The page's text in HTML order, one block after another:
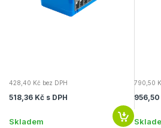
428,40 Kč bez DPH
518,36 Kč s DPH
Skladem
790,50
956,50